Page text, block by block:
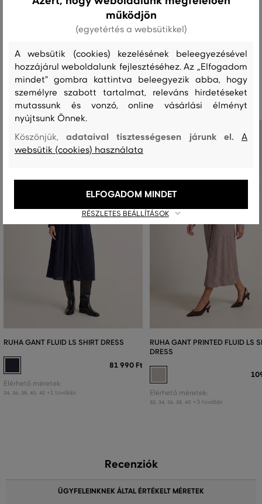
SZÁRÍTÁS
Ajánlott termékek
RUHA GANT FLUID LS SHIRT DRESS
81 990 Ft
Elérhető méretek:
34 36 38 40 42 +1 további
RUHA GANT PRINTED FLUID LS
DRESS
Elérhető méretek:
32 34 36 38 40 +3 további
Recenziók
ÜGYFELEINKNEK ÁLTAL ÉRTÉKELT MÉRETEK
működjön
(egyetértés a websütikkel)
A websütik (cookies) kezelésének beleegyezésével
hozzájárul weboldalunk fejlesztéséhez. Az „Elfogadom
mindet" gombra kattintva beleegyezik abba, hogy
személyre szabott tartalmat, releváns hirdetéseket
mutassunk és vonzó, online vásárlási élményt
nyújtsunk Önnek.
Köszönjük,adataival tisztességesen járunk el.A
websütik (cookies) használata
RÉSZLETES BEÁLLÍTÁSOK
ELFOGADOM MINDET